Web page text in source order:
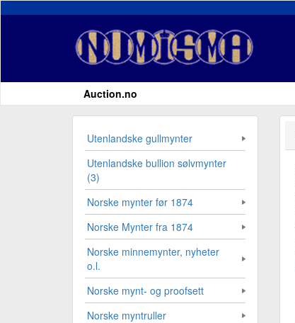
Auction.no
Utenlandske gullmynter
Utenlandske bullion sølvmynter
(3)
Norske mynter før 1874
Norske Mynter fra 1874
Norske minnemynter, nyheter
o.l.
Norske mynt- og proofsett
Norske myntruller